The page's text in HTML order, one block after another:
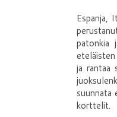
Espanja,
patonkia
eteläisten
ja rantaa
suunnata
korttelit.